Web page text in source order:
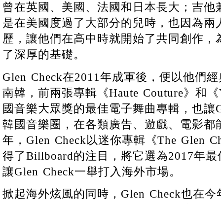
曾在英國、美國、法國和日本長大；吉
是在美國度過了大部分的兒時，也因為
歷，讓他們在高中時就開始了共同創作，
了深厚的基礎。
Glen Check在2011年成軍後，便以他們
南韓，前兩張專輯《Haute Couture》和
國音樂大眾獎的最佳電子舞曲專輯，也讓
韓國音樂圈，在各類廣告、遊戲、電影都
年，Glen Check以迷你專輯《The Glen
得了Billboard的注目，將它選為2017年
讓Glen Check一舉打入海外市場。
掀起海外炫風的同時，Glen Check也在